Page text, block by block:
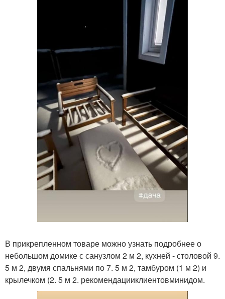
В прикрепленном товаре можно узнать подробнее о
небольшом домике с санузлом 2 м 2, кухней - столовой 9.
5 м 2, двумя спальнями по 7. 5 м 2, тамбуром (1 м 2) и
крылечком (2. 5 м 2. рекомендацииклиентовминидом.